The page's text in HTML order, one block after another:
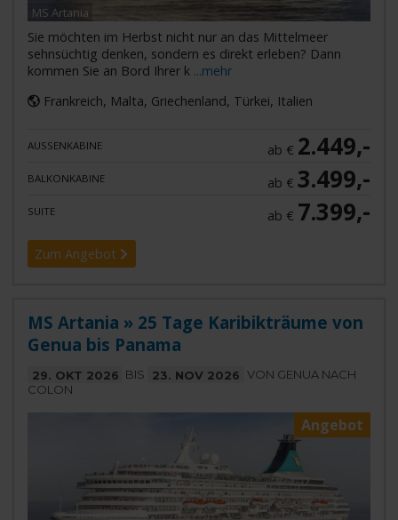
MS Artania
Sie möchten im Herbst nicht nur an das Mittelmeer
sehnsüchtig denken, sondern es direkt erleben? Dann
kommen Sie an Bord Ihrer k ...mehr
Frankreich, Malta, Griechenland, Türkei, Italien
AUSSENKABINE ab € 2.449,-
BALKONKABINE ab €3.499,-
SUITE ab € 7.399,-
Zum Angebot
MS Artania » 25 Tage Karibikträume von
Genua bis Panama
29. OKT 2026 BIS 23. NOV 2026 VON GENUA NACH
COLON
Angebot